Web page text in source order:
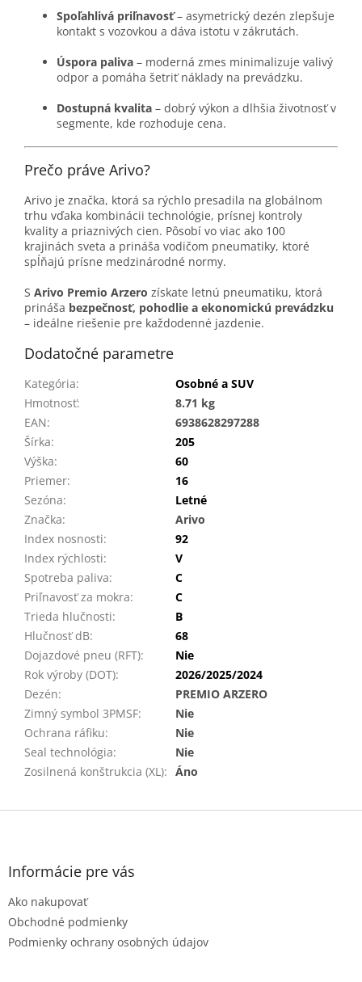
Spoľahlivá priľnavosť– asymetrický dezén zlepšuje
kontakt s vozovkou a dáva istotu v zákrutách.
Úspora paliva – moderná zmes minimalizuje valivý
odpor a pomáha šetriť náklady na prevádzku.
Dostupná kvalita – dobrý výkon a dlhšia životnosť v
segmente, kde rozhoduje cena.
Prečo práve Arivo?
Arivo je značka, ktorá sa rýchlo presadila na globálnom
trhu vďaka kombinácii technológie, prísnej kontroly
kvality a priaznivých cien. Pôsobí vo viac ako 100
krajinách sveta a prináša vodičom pneumatiky, ktoré
spĺňajú prísne medzinárodné normy.
S Arivo Premio Arzero získate letnú pneumatiku, ktorá
prináša bezpečnosť, pohodlie a ekonomickú prevádzku
– ideálne riešenie pre každodenné jazdenie.
Dodatočné parametre
Kategória:
Osobné a SUV
Hmotnosť:
8.71 kg
EAN:
6938628297288
Šírka:
205
Výška:
60
Priemer:
16
Sezóna:
Letné
Značka:
Arivo
Index nosnosti:
92
Index rýchlosti:
V
Spotreba paliva:
C
Priľnavosť za mokra:
C
Trieda hlučnosti:
B
Hlučnosť dB:
68
Dojazdové pneu (RFT):
Nie
Rok výroby (DOT):
2026/2025/2024
Dezén:
PREMIO ARZERO
Zimný symbol 3PMSF:
Nie
Ochrana ráfiku:
Nie
Seal technológia:
Nie
Zosilnená konštrukcia (XL): Áno
Z
Informácie pre vás
Ako nakupovať
Obchodné podmienky
Podmienky ochrany osobných údajov